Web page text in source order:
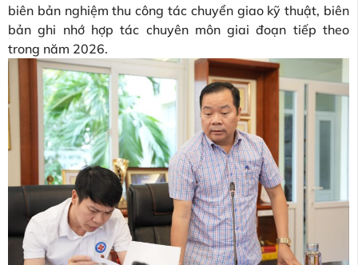
biên bản nghiệm thu công tác chuyển giao kỹ thuật, biên
bản ghi nhớ hợp tác chuyên môn giai đoạn tiếp theo
trong năm 2026.